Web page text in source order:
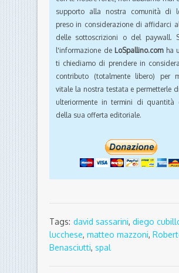
supporto alla nostra comunità di
preso in considerazione di affidarci
delle sottoscrizioni o del paywall.
l'informazione de LoSpallino.comha
ti chiediamo di prendere in
contributo (totalmente libero) per
vitale la nostra testata e permetterle
ulteriormente in termini di quantità
della sua offerta editoriale.
Tags: david sassarini, diego
lucchese, matteo mazzoni,
Benasciutti, spal